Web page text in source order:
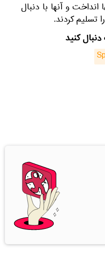
انداخت و آنها با دنبال
تسلیم کردند.
کنید